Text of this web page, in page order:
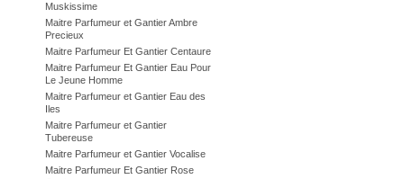
Muskissime
Maitre Parfumeur et Gantier Ambre
Precieux
Maitre Parfumeur Et Gantier Centaure
Maitre Parfumeur Et Gantier Eau Pour
Le Jeune Homme
Maitre Parfumeur et Gantier Eau des
Iles
Maitre Parfumeur et Gantier
Tubereuse
Maitre Parfumeur et Gantier Vocalise
Maitre Parfumeur Et Gantier Rose